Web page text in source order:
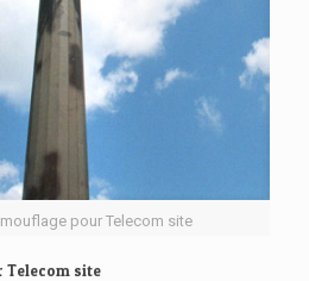
pour Telecom site
Telecom site